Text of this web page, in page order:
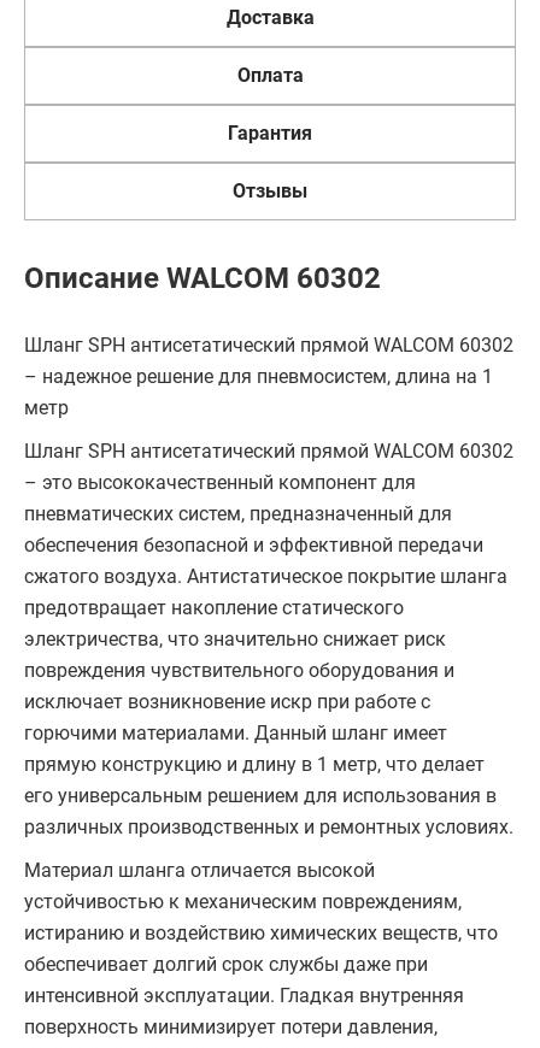
Доставка
Оплата
Гарантия
Отзывы
Описание WALCOM 60302
Шланг SPH антисетатический прямой WALCOM 60302
– надежное решение для пневмосистем, длина на 1
метр
Шланг SPH антисетатический прямой WALCOM 60302
– это высококачественный компонент для
пневматических систем, предназначенный для
обеспечения безопасной и эффективной передачи
сжатого воздуха. Антистатическое покрытие шланга
предотвращает накопление статического
электричества, что значительно снижает риск
повреждения чувствительного оборудования и
исключает возникновение искр при работе с
горючими материалами. Данный шланг имеет
прямую конструкцию и длину в 1 метр, что делает
его универсальным решением для использования в
различных производственных и ремонтных условиях.
Материал шланга отличается высокой
устойчивостью к механическим повреждениям,
истиранию и воздействию химических веществ, что
обеспечивает долгий срок службы даже при
интенсивной эксплуатации. Гладкая внутренняя
поверхность минимизирует потери давления,